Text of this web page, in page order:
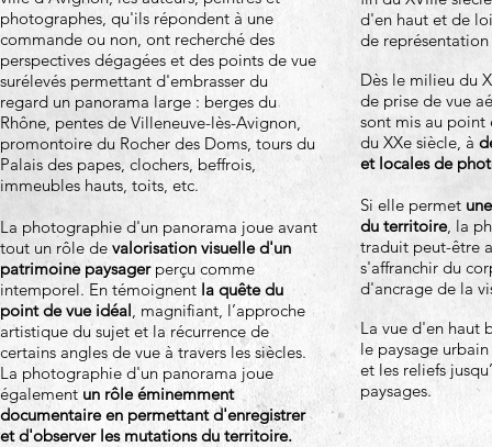
photographes, qu'ils répondent à une
commande ou non, ont recherché des
perspectives dégagées et des points de vue
surélevés permettant d'embrasser du
regard un panorama large : berges du
Rhône, pentes de Villeneuve-lès-Avignon,
promontoire du Rocher des Doms, tours du
Palais des papes, clochers, beffrois,
immeubles hauts, toits, etc.
La photographie d'un panorama joue avant
tout un rôle de valorisation visuelle d'un
patrimoine paysager perçu comme
intemporel. En témoignent la quête du
point de vue idéal, magnifiant, l’approche
artistique du sujet et la récurrence de
certains angles de vue à travers les siècles.
La photographie d'un panorama joue
également un rôle éminemment
documentaire en permettant d'enregistrer
et d'observer les mutations du territoire.
d'en haut et de
de
Dès le milieu du
de prise de vue
sont mis au
du XXe siècle, à
et locales de
Si elle permet
du territoire, la
traduit peut-être
s'affranchir du
d'ancrage de la
La vue d'en haut
le paysage
et les reliefs
paysages.